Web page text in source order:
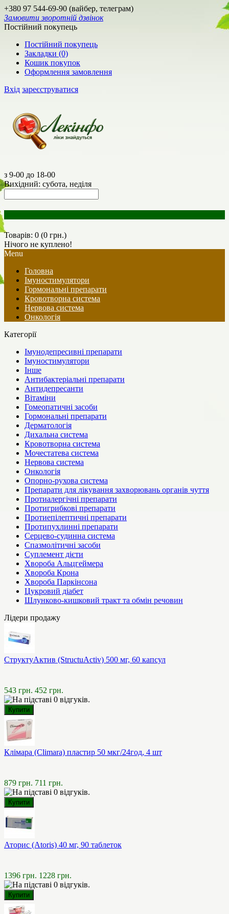
+380 97 544-69-90 (вайбер, телеграм)
Замовити зворотній дзвінок
Постійний покупець
Постійний покупець
Закладки (0)
Кошик покупок
Оформлення замовлення
Вхід зареєструватися
з 9-00 до 18-00
Вихідний: субота, неділя
Товарів: 0 (0 грн.)
Нічого не куплено!
Menu
Головна
Імуностимулятори
Гормональні препарати
Кровотворна система
Нервова система
Онкологія
Категорії
Імунодепресивні препарати
Імуностимулятори
Інше
Антибактеріальні препарати
Антидепресанти
Вітаміни
Гомеопатичні засоби
Гормональні препарати
Дерматологія
Дихальна система
Кровотворна система
Мочестатева система
Нервова система
Онкологія
Опорно-рухова система
Препарати для лікування захворювань органів чуття
Протиалергічні препарати
Протигрибкові препарати
Протиепілептичні препарати
Протипухлинні препарати
Серцево-судинна система
Спазмолітичні засоби
Суплемент дієти
Хвороба Альцгеймера
Хвороба Крона
Хвороба Паркінсона
Цукровий діабет
Шлунково-кишковий тракт та обмін речовин
Лідери продажу
СтруктуАктив (StructuActiv) 500 мг, 60 капсул
543 грн. 452 грн.
Клімара (Climara) пластир 50 мкг/24год, 4 шт
879 грн. 711 грн.
Аторис (Atoris) 40 мг, 90 таблеток
1396 грн. 1228 грн.